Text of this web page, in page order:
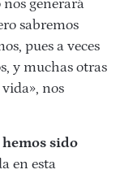
nos generará
sabremos
pues a veces
y muchas otras
nos
sido
en esta